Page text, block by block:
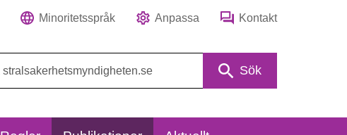
Minoritetsspråk Anpassa Kontakt
Sök